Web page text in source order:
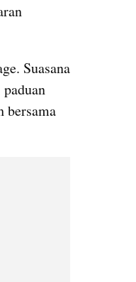
Suasana
bersama